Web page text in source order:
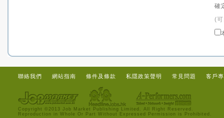
確
(
聯絡我們 網站指南 條件及條款 私隱政策聲明 常見問題 客戶
Copyright ©2013 Job Market Publishing Limited. All Right Reserved.
Reproduction in Whole Or Part Without Expressed Permission is Prohibited.